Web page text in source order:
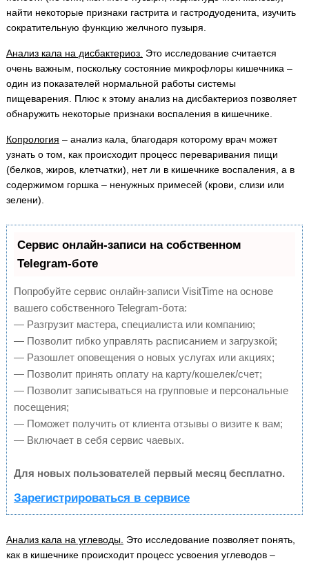
найти некоторые признаки гастрита и гастродуоденита, изучить
сократительную функцию желчного пузыря.
Анализ кала на дисбактериоз. Это исследование считается
очень важным, поскольку состояние микрофлоры кишечника –
один из показателей нормальной работы системы
пищеварения. Плюс к этому анализ на дисбактериоз позволяет
обнаружить некоторые признаки воспаления в кишечнике.
Копрология – анализ кала, благодаря которому врач может
узнать о том, как происходит процесс переваривания пищи
(белков, жиров, клетчатки), нет ли в кишечнике воспаления, а в
содержимом горшка – ненужных примесей (крови, слизи или
зелени).
Сервис онлайн-записи на собственном
Telegram-боте
Попробуйте сервис онлайн-записи VisitTime на основе
вашего собственного Telegram-бота:
— Разгрузит мастера, специалиста или компанию;
— Позволит гибко управлять расписанием и загрузкой;
— Разошлет оповещения о новых услугах или акциях;
— Позволит принять оплату на карту/кошелек/счет;
— Позволит записываться на групповые и персональные
посещения;
— Поможет получить от клиента отзывы о визите к вам;
— Включает в себя сервис чаевых.
Для новых пользователей первый месяц бесплатно.
Зарегистрироваться в сервисе
Анализ кала на углеводы. Это исследование позволяет понять,
как в кишечнике происходит процесс усвоения углеводов –